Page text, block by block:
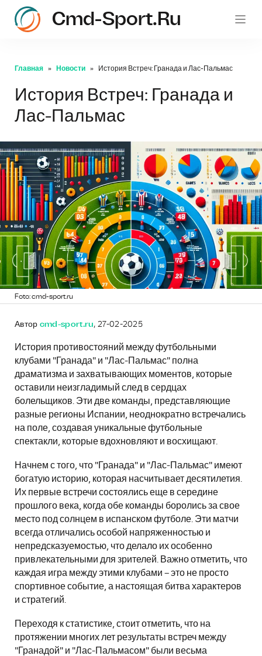
Cmd-Sport.ru
Главная Новости История Встреч: Гранада и Лас-Пальмас
История Встреч: Гранада и
Лас-Пальмас
Foto: cmd-sport.ru
Автор cmd-sport.ru, 27-02-2025
История противостояний между футбольными
клубами "Гранада" и "Лас-Пальмас" полна
драматизма и захватывающих моментов, которые
оставили неизгладимый след в сердцах
болельщиков. Эти две команды, представляющие
разные регионы Испании, неоднократно встречались
на поле, создавая уникальные футбольные
спектакли, которые вдохновляют и восхищают.
Начнем с того, что "Гранада" и "Лас-Пальмас" имеют
богатую историю, которая насчитывает десятилетия.
Их первые встречи состоялись еще в середине
прошлого века, когда обе команды боролись за свое
место под солнцем в испанском футболе. Эти матчи
всегда отличались особой напряженностью и
непредсказуемостью, что делало их особенно
привлекательными для зрителей. Важно отметить, что
каждая игра между этими клубами – это не просто
спортивное событие, а настоящая битва характеров
и стратегий.
Переходя к статистике, стоит отметить, что на
протяжении многих лет результаты встреч между
"Гранадой" и "Лас-Пальмасом" были весьма